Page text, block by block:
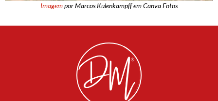
Imagempor Marcos Kulenkampff em Canva Fotos